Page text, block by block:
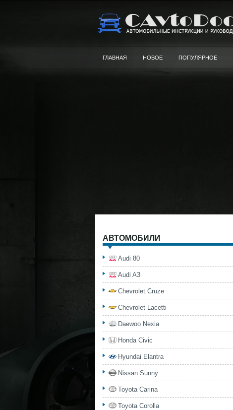
ГЛАВНАЯ НОВОЕ ПОПУЛЯРНОЕ
АВТОМОБИЛИ
Audi 80
Audi A3
Chevrolet Cruze
Chevrolet Lacetti
Daewoo Nexia
Honda Civic
Hyundai Elantra
Nissan Sunny
Toyota Carina
Toyota Corolla